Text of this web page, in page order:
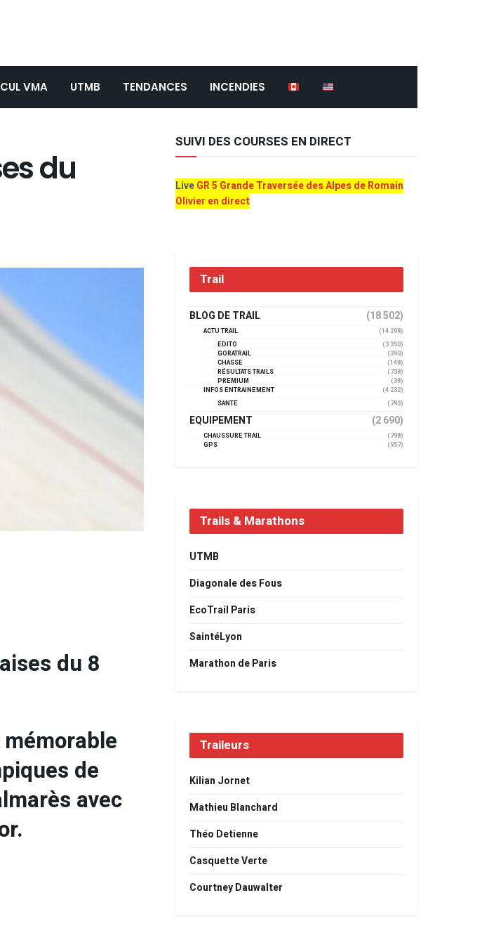
VMA UTMB TENDANCES INCENDIES
du
du 8
de
avec
SUIVI DES COURSES EN DIRECT
LiveGR 5 Grande Traversée des Alpes de Romain
Olivier en direct
Trail
BLOG DE TRAIL (18 502)
ACTU TRAIL
(14 298)
EDITO
(3 350)
GORATRAIL
(390)
CHASSE
(148)
RÉSULTATS TRAILS
(738)
PREMIUM
(38)
INFOS ENTRAINEMENT
(4 232)
SANTÉ
(793)
EQUIPEMENT (2 690)
CHAUSSURE TRAIL
(798)
GPS
(957)
Trails & Marathons
UTMB
Diagonale des Fous
EcoTrail Paris
SaintéLyon
Marathon de Paris
Traileurs
Kilian Jornet
Mathieu Blanchard
Théo Detienne
Casquette Verte
Courtney Dauwalter